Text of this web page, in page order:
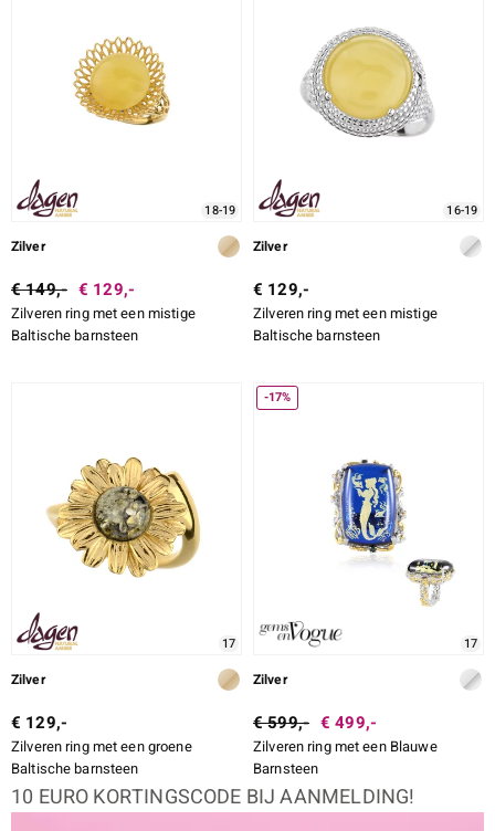
18-19
Zilver
€ 149,- € 129,-
Zilveren ring met een mistige
Baltische barnsteen
16-19
Zilver
€ 129,-
Zilveren ring met een mistige
Baltische barnsteen
17
Zilver
€ 129,-
Zilveren ring met een groene
Baltische barnsteen
-17%
17
Zilver
€ 599,- € 499,-
Zilveren ring met een Blauwe
Barnsteen
10 EURO KORTINGSCODE BIJ AANMELDING!